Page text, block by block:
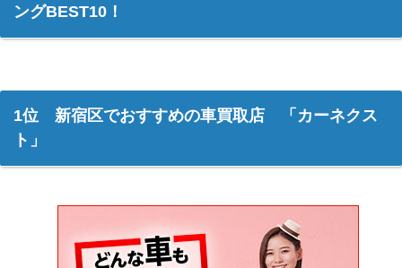
ングBEST10！
1位 新宿区でおすすめの車買取店 「カーネクス
ト」